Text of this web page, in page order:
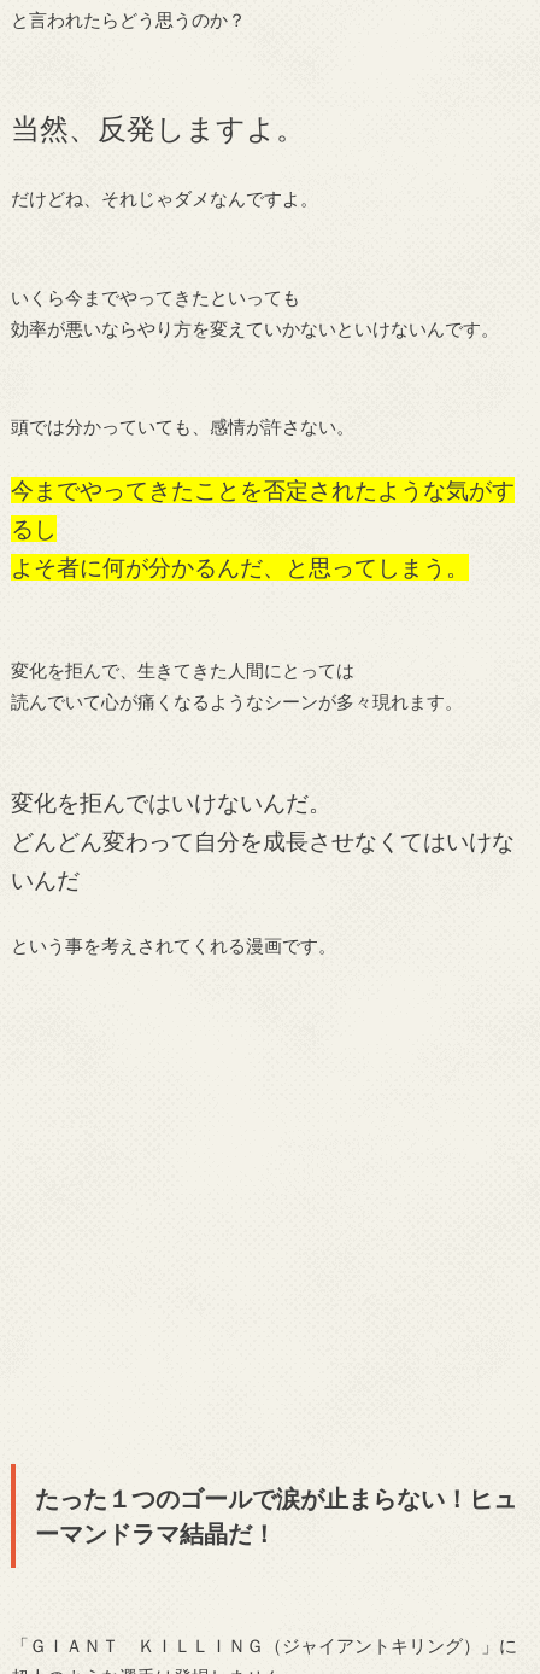
と言われたらどう思うのか？
当然、反発しますよ。
だけどね、それじゃダメなんですよ。
いくら今までやってきたといっても
効率が悪いならやり方を変えていかないといけないんです。
頭では分かっていても、感情が許さない。
今までやってきたことを否定されたような気がす
るし
よそ者に何が分かるんだ、と思ってしまう。
変化を拒んで、生きてきた人間にとっては
読んでいて心が痛くなるようなシーンが多々現れます。
変化を拒んではいけないんだ。
どんどん変わって自分を成長させなくてはいけな
いんだ
という事を考えされてくれる漫画です。
たった１つのゴールで涙が止まらない！ヒュ
ーマンドラマ結晶だ！
「ＧＩＡＮＴ ＫＩＬＬＩＮＧ（ジャイアントキリング）」に